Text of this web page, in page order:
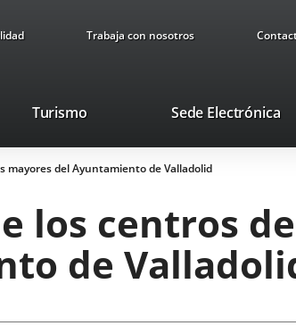
Trabaja con nosotros
TurismoEste
se
abrirá
ventana
nueva.
Sede Electrónica
mayores del Ayuntamiento de Valladolid
los centros
de